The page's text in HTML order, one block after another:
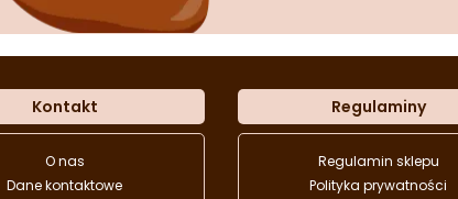
Kontakt
O nas
Dane kontaktowe
Regulaminy
Regulamin sklepu
Polityka prywatności